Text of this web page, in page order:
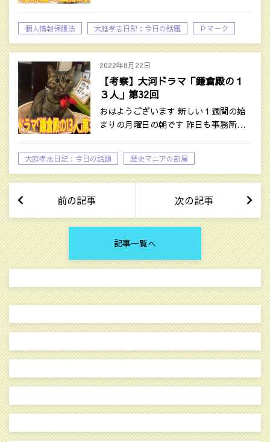
個人情報保護法 大庭孝志日記：今日の話題 Ｐマーク
2022年8月22日
【考察】大河ドラマ「鎌倉殿の１
３人」第32回
おはようございます 新しい１週間の始
まりの月曜日の朝です 昨日も事務所…
大庭孝志日記：今日の話題 歴史マニアの部屋
前の記事 次の記事
記事一覧へ